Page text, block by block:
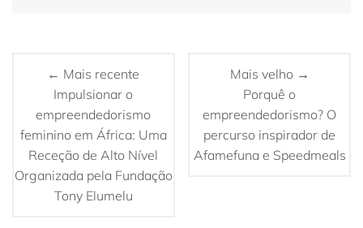
← Mais recente
Impulsionar o
empreendedorismo
feminino em África: Uma
Receção de Alto Nível
Organizada pela Fundação
Tony Elumelu
Mais velho →
Porquê o
empreendedorismo? O
percurso inspirador de
Afamefuna e Speedmeals